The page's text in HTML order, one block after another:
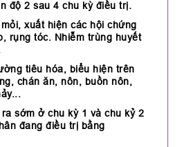
độ 2 sau 4 chu kỳ điều trị.
xuất hiện các hội chứng
rụng tóc. Nhiễm trùng huyết
tiêu hóa, biểu hiện trên
chán ăn, nôn, buồn nôn,
sớm ở chu kỳ 1 và chu kỷ 2
đang điều trị bằng